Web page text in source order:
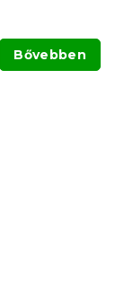
Bővebben